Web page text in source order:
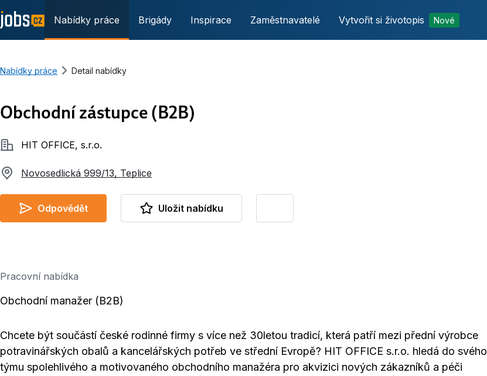
Nabídky práce Brigády Inspirace Zaměstnavatelé Vytvořit si životopis Nové
Nabídky práce Detail nabídky
Obchodní zástupce (B2B)
SpolečnostHIT OFFICE, s.r.o.
Novosedlická 999/13, Teplice
Odpovědět Uložit nabídku
Pracovní nabídka
Obchodní manažer (B2B)
Chcete být součástí české rodinné firmy s více než 30letou tradicí, která patří mezi přední výrobce
potravinářských obalů a kancelářských potřeb ve střední Evropě? HIT OFFICE s.r.o. hledá do svého
týmu spolehlivého a motivovaného obchodního manažéra pro akvizici nových zákazníků a péči